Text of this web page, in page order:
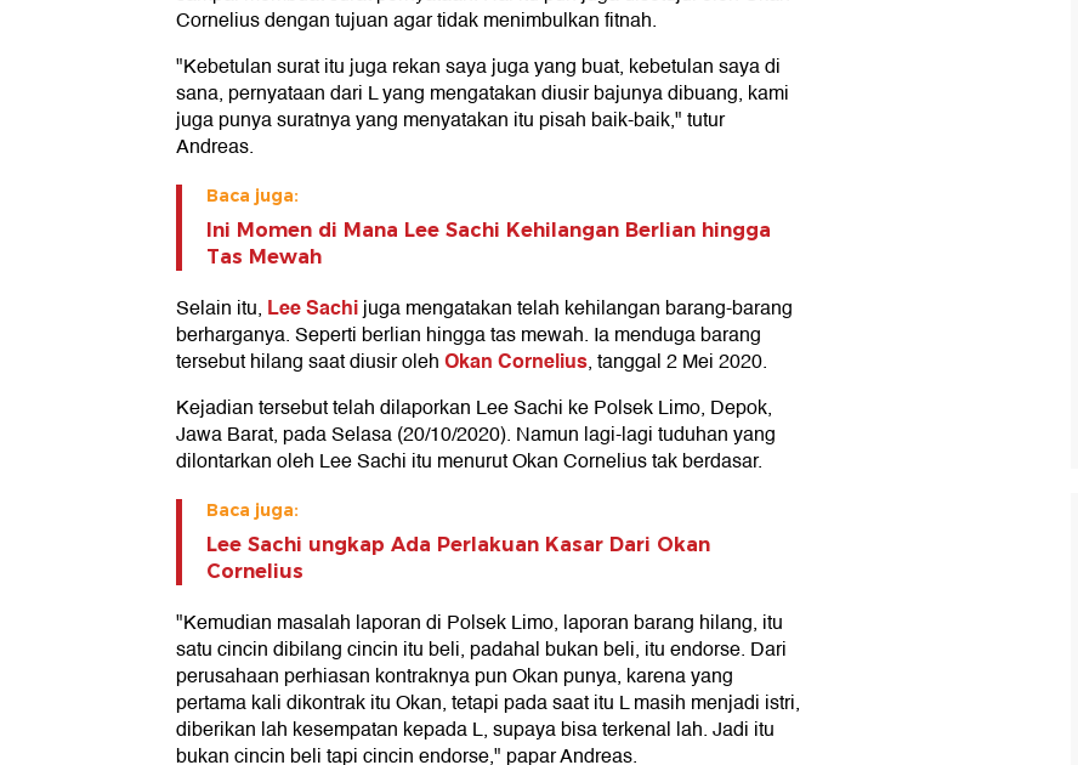
Cornelius dengan tujuan agar tidak menimbulkan fitnah.
"Kebetulan surat itu juga rekan saya juga yang buat, kebetulan saya di
sana, pernyataan dari L yang mengatakan diusir bajunya dibuang, kami
juga punya suratnya yang menyatakan itu pisah baik-baik," tutur
Andreas.
Baca juga:
Ini Momen di Mana Lee Sachi Kehilangan Berlian hingga
Tas Mewah
Selain itu, Lee Sachijuga mengatakan telah kehilangan barang-barang
berharganya. Seperti berlian hingga tas mewah. Ia menduga barang
tersebut hilang saat diusir olehOkan Cornelius, tanggal 2 Mei 2020.
Kejadian tersebut telah dilaporkan Lee Sachi ke Polsek Limo, Depok,
Jawa Barat, pada Selasa (20/10/2020). Namun lagi-lagi tuduhan yang
dilontarkan oleh Lee Sachi itu menurut Okan Cornelius tak berdasar.
Baca juga:
Lee Sachi ungkap Ada Perlakuan Kasar Dari Okan
Cornelius
"Kemudian masalah laporan di Polsek Limo, laporan barang hilang, itu
satu cincin dibilang cincin itu beli, padahal bukan beli, itu endorse. Dari
perusahaan perhiasan kontraknya pun Okan punya, karena yang
pertama kali dikontrak itu Okan, tetapi pada saat itu L masih menjadi istri,
diberikan lah kesempatan kepada L, supaya bisa terkenal lah. Jadi itu
bukan cincin beli tapi cincin endorse," papar Andreas.